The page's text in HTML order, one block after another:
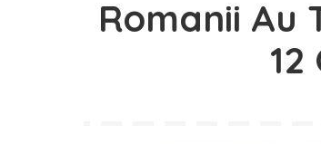
Romanii Au